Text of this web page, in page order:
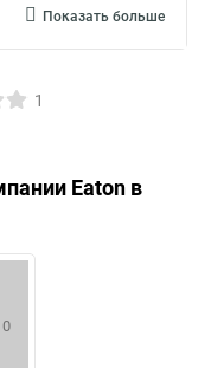
Показать больше
1
Eaton в